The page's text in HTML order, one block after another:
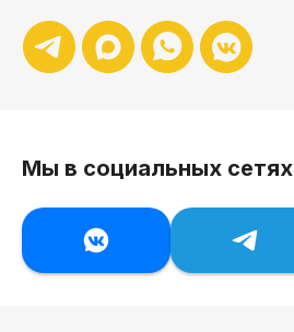
Мы в социальных сетях